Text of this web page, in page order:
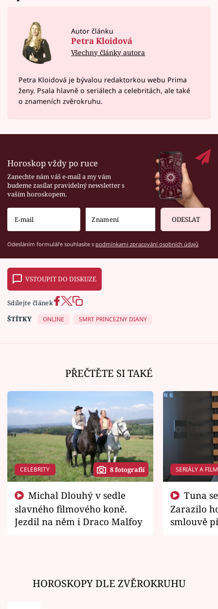
Autor článku
Petra Kloidová
Všechny články autora
Petra Kloidová je bývalou redaktorkou webu Prima
ženy. Psala hlavně o seriálech a celebritách, ale také
o znameních zvěrokruhu.
Horoskop vždy po ruce
Zanechte nám váš e-mail a my vám
budeme zasílat pravidelný newsletter s
vaším horoskopem.
ODESLAT
Odesláním formuláře souhlasíte s podmínkami zpracování osobních údajů
VSTOUPIT DO DISKUZE
Sdílejte článek
ŠTÍTKY
ONLINE SMRT PRINCEZNY DIANY
PŘEČTĚTE SI TAKÉ
CELEBRITY 8 fotografií
slavného filmového koně.
Jezdil na něm i Draco Malfoy
SERIÁLY A
Zarazilo
smlouvě
HOROSKOPY DLE ZVĚROKRUHU